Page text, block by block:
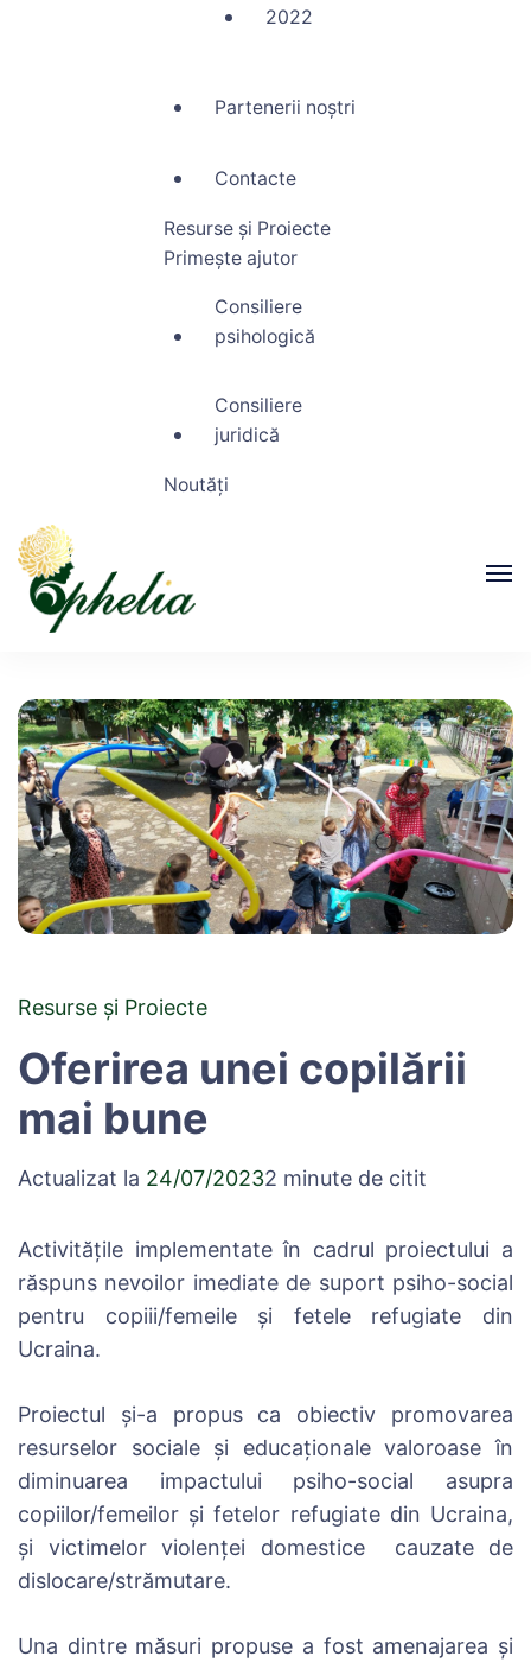
2022
Partenerii noștri
Contacte
Resurse și Proiecte
Primește ajutor
Consiliere
psihologică
Consiliere
juridică
Noutăți
Resurse și Proiecte
Oferirea unei copilării
mai bune
Actualizat la 24/07/20232 minute de citit
Activitățile implementate în cadrul proiectului a
răspuns nevoilor imediate de suport psiho-social
pentru copiii/femeile și fetele refugiate din
Ucraina.
Proiectul și-a propus ca obiectiv promovarea
resurselor sociale și educaționale valoroase în
diminuarea impactului psiho-social asupra
copiilor/femeilor și fetelor refugiate din Ucraina,
și victimelor violenței domestice cauzate de
dislocare/strămutare.
Una dintre măsuri propuse a fost amenajarea și